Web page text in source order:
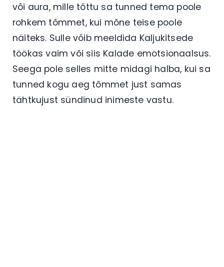
või aura, mille tõttu sa tunned tema poole
rohkem tõmmet, kui mõne teise poole
näiteks. Sulle võib meeldida Kaljukitsede
töökas vaim või siis Kalade emotsionaalsus.
Seega pole selles mitte midagi halba, kui sa
tunned kogu aeg tõmmet just samas
tähtkujust sündinud inimeste vastu.